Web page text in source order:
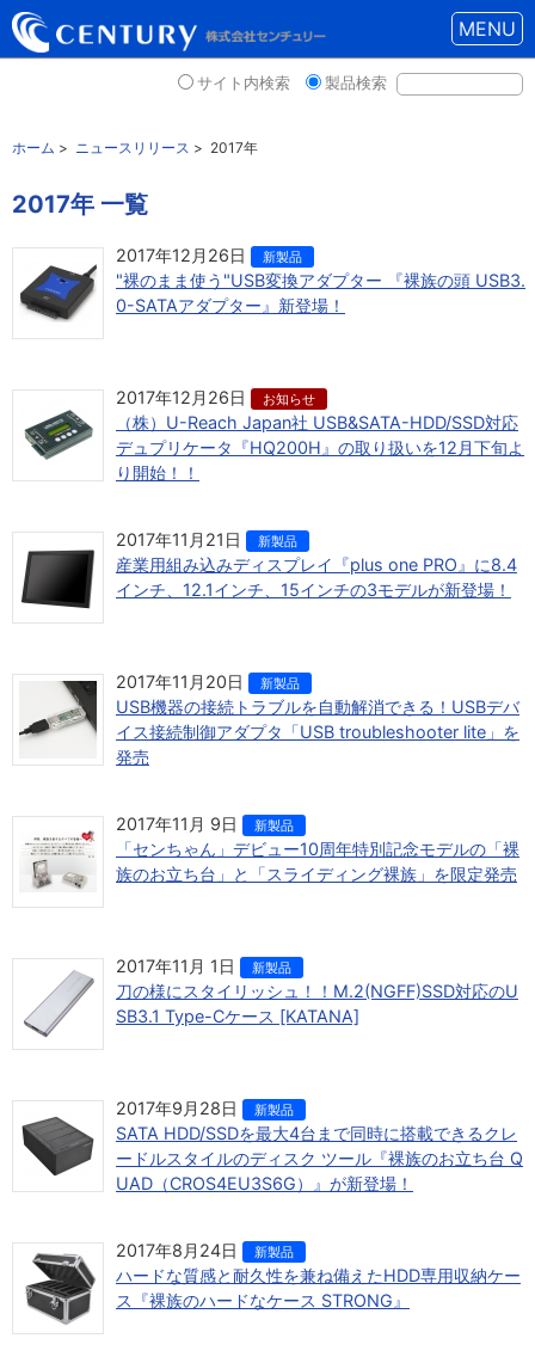
MENU
サイト内検索 製品検索
ホーム > ニュースリリース > 2017年
2017年 一覧
2017年12月26日 新製品
"裸のまま使う"USB変換アダプター 『裸族の頭 USB3.
0-SATAアダプター』新登場！
2017年12月26日 お知らせ
（株）U-Reach Japan社 USB&SATA-HDD/SSD対応
デュプリケータ『HQ200H』の取り扱いを12月下旬よ
り開始！！
2017年11月21日 新製品
産業用組み込みディスプレイ『plus one PRO』に8.4
インチ、12.1インチ、15インチの3モデルが新登場！
2017年11月20日 新製品
USB機器の接続トラブルを自動解消できる！USBデバ
イス接続制御アダプタ「USB troubleshooter lite」を
発売
2017年11月 9日 新製品
「センちゃん」デビュー10周年特別記念モデルの「裸
族のお立ち台」と「スライディング裸族」を限定発売
2017年11月 1日 新製品
刀の様にスタイリッシュ！！M.2(NGFF)SSD対応のU
SB3.1 Type-Cケース [KATANA]
2017年9月28日 新製品
SATA HDD/SSDを最大4台まで同時に搭載できるクレ
ードルスタイルのディスク ツール『裸族のお立ち台 Q
UAD（CROS4EU3S6G）』が新登場！
2017年8月24日 新製品
ハードな質感と耐久性を兼ね備えたHDD専用収納ケー
ス『裸族のハードなケース STRONG』